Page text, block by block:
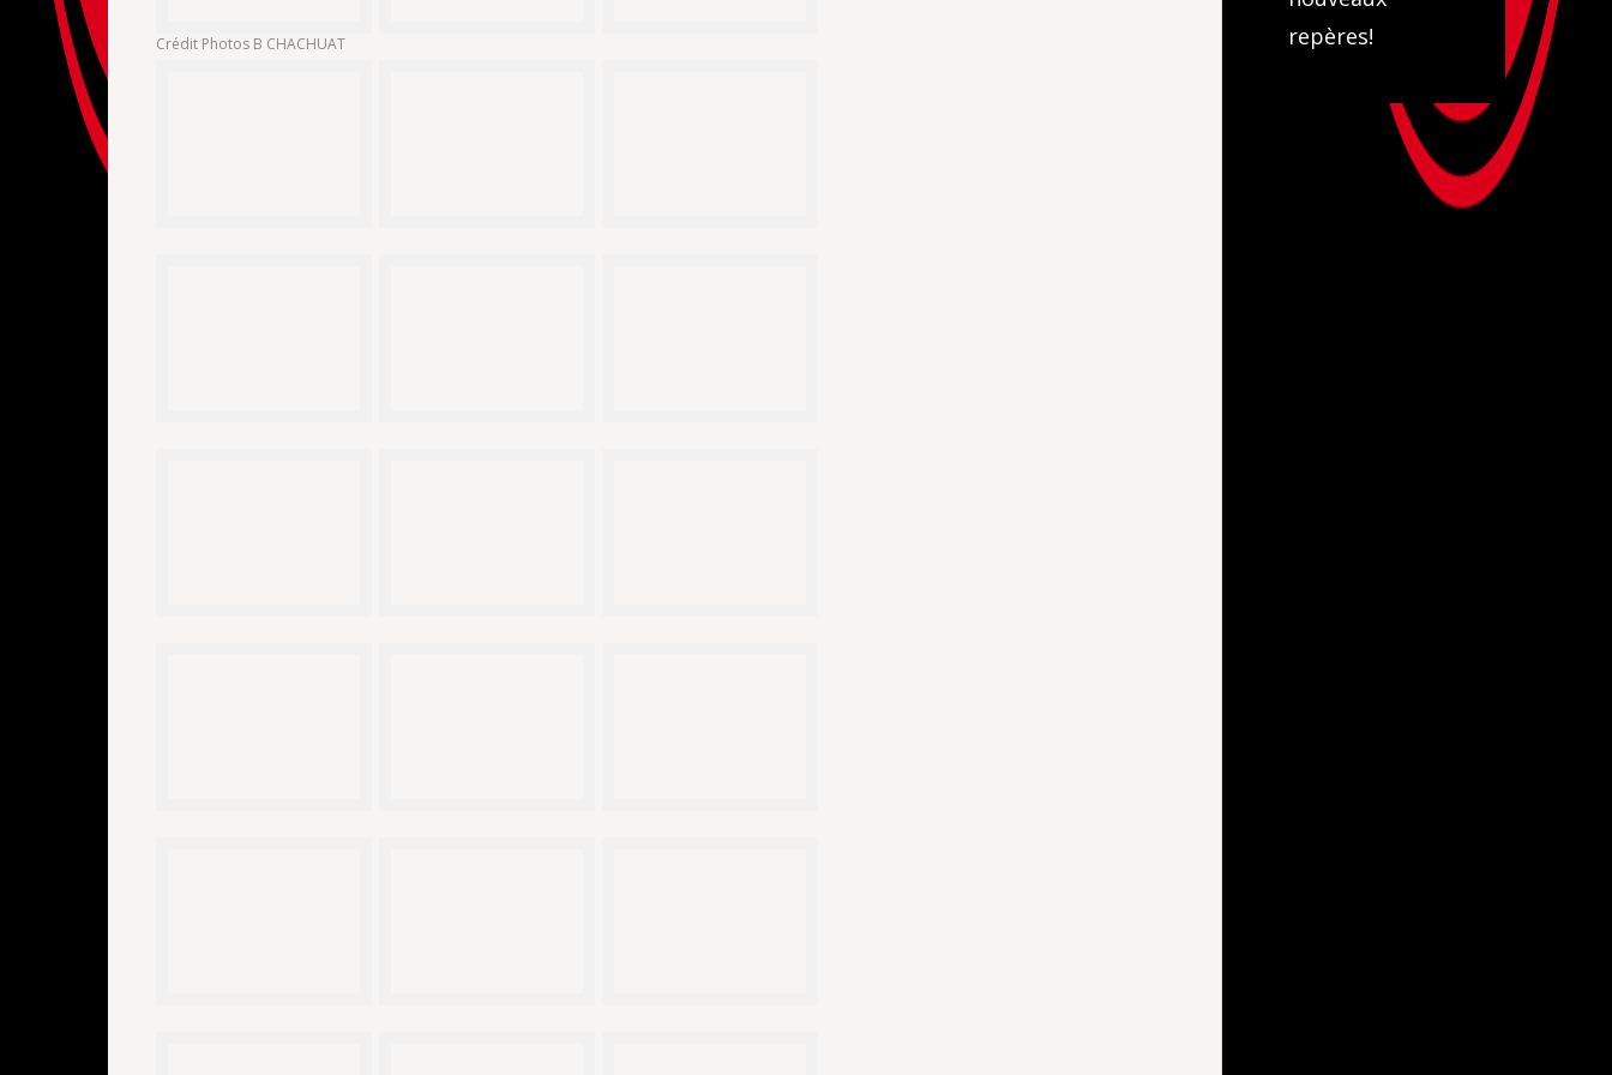
Crédit Photos B CHACHUAT
repères!